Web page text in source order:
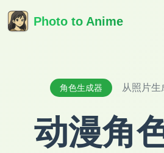
Photo to Anime
角色生成器 从照片生
动漫角